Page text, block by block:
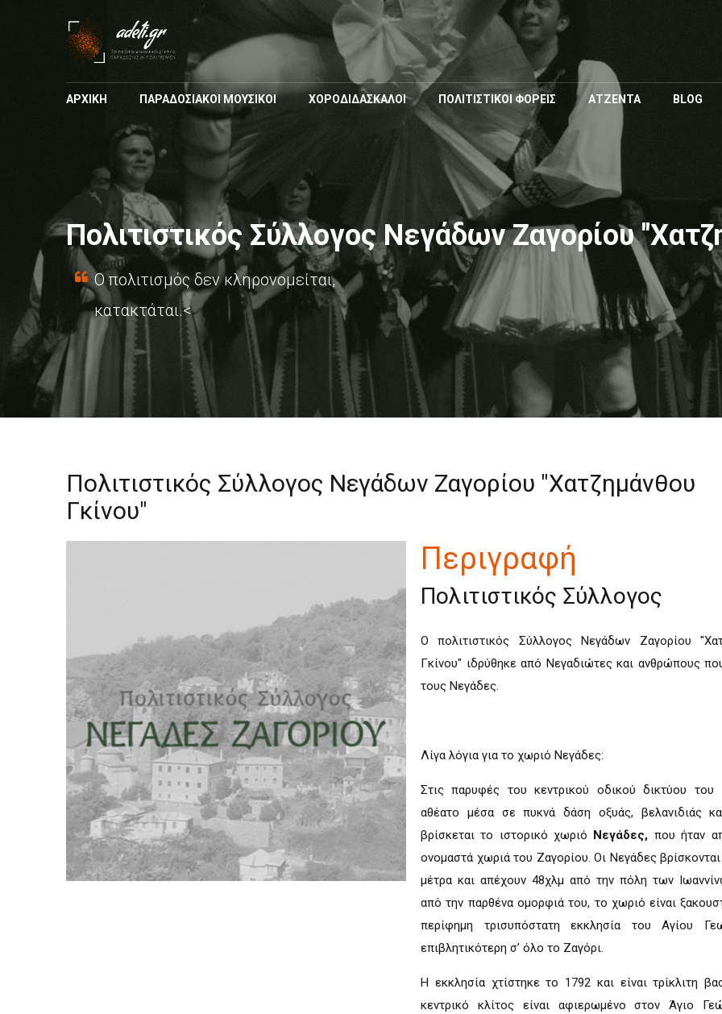
Παράκαμψη
προς το
κυρίως
περιεχόμενο
ΑΡΧΙΚΗ ΠΑΡΑΔΟΣΙΑΚΟΙ ΜΟΥΣΙΚΟΙ ΧΟΡΟΔΙΔΑΣΚΑΛΟΙ ΠΟΛΙΤΙΣΤΙΚΟΙ ΦΟΡΕΙΣ ΑΤΖΕΝΤΑ BLOG
Πολιτιστικός Σύλλογος Νεγάδων Ζαγορίου
Ο πολιτισμός δεν κληρονομείται,
κατακτάται.<
Πολιτιστικός Σύλλογος Νεγάδων Ζαγορίου "Χατζημάνθου
Γκίνου"
Περιγραφή
Πολιτιστικός Σύλλογος
Ο πολιτιστικός Σύλλογος Νεγάδων Ζαγορίου
Γκίνου" ιδρύθηκε από Νεγαδιώτες και ανθρώπους
τους Νεγάδες.
Λίγα λόγια για το χωριό Νεγάδες:
Στις παρυφές του κεντρικού οδικού δικτύου του
αθέατο μέσα σε πυκνά δάση οξυάς, βελανιδιάς
βρίσκεται το ιστορικό χωριό Νεγάδες, που ήταν
ονομαστά χωριά του Ζαγορίου. Οι Νεγάδες
μέτρα και απέχουν 48χλμ από την πόλη των
από την παρθένα ομορφιά του, το χωριό είναι
περίφημη τρισυπόστατη εκκλησία του Αγίου
επιβλητικότερη σ’ όλο το Ζαγόρι.
Η εκκλησία χτίστηκε το 1792 και είναι τρίκλιτη
κεντρικό κλίτος είναι αφιερωμένο στον Άγιο